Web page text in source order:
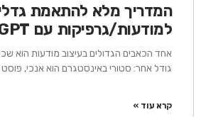
המדריך מלא להתאמת
למודעות/גרפיקות עם ChatGPT
אחד הכאבים הגדולים בעיצוב מודעות הוא
גודל אחר: סטורי באינסטגרם הוא אנכי, פוסט
קרא עוד »